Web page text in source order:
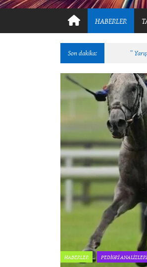
HABERLER
Son dakika: ”
HABERLER PEDİGRİ ANALİZLERİ